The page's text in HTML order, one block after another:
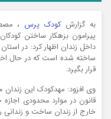
به گزارشکودک پرس ،
پیرامون بزهکار ساختن
داخل زندان اظهار کرد: در
ساخته شده است که در حال اخذ
قرار بگیرد.
وی افزود: مهدکودک این
قانون در موارد محدودی
خارج از زندان ساخت و زندانی